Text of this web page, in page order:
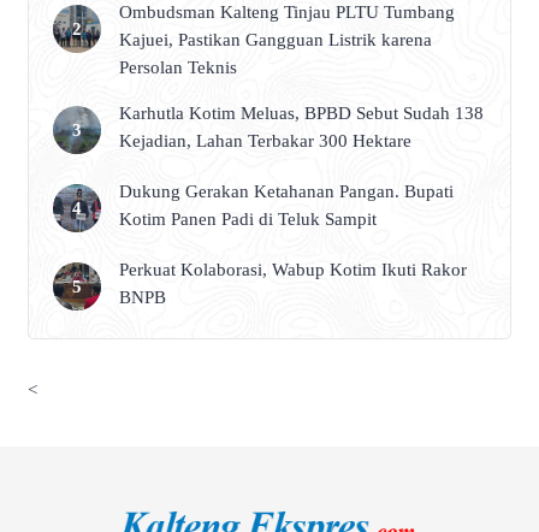
Ombudsman Kalteng Tinjau PLTU Tumbang
Kajuei, Pastikan Gangguan Listrik karena
Persolan Teknis
Karhutla Kotim Meluas, BPBD Sebut Sudah 138
Kejadian, Lahan Terbakar 300 Hektare
Dukung Gerakan Ketahanan Pangan. Bupati
Kotim Panen Padi di Teluk Sampit
Perkuat Kolaborasi, Wabup Kotim Ikuti Rakor
BNPB
<